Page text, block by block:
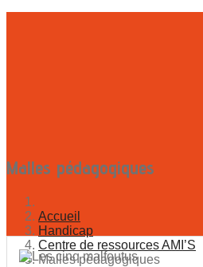
Malles pédagogiques
Accueil
Handicap
Centre de ressources AMI’S
Malles pédagogiques